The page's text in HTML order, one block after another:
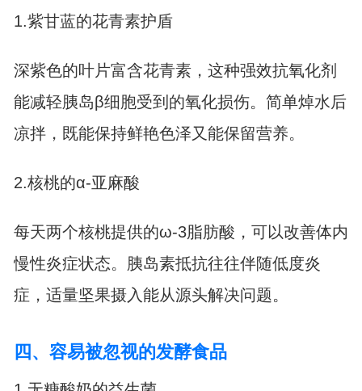
1.紫甘蓝的花青素护盾
深紫色的叶片富含花青素，这种强效抗氧化剂
能减轻胰岛β细胞受到的氧化损伤。简单焯水后
凉拌，既能保持鲜艳色泽又能保留营养。
2.核桃的α-亚麻酸
每天两个核桃提供的ω-3脂肪酸，可以改善体内
慢性炎症状态。胰岛素抵抗往往伴随低度炎
症，适量坚果摄入能从源头解决问题。
四、容易被忽视的发酵食品